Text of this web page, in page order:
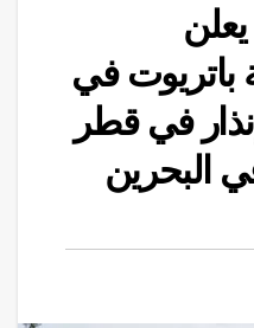
باتريوت في
في قطر
البحرين